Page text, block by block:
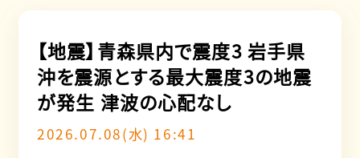
【地震】青森県内で震度3 岩手県
沖を震源とする最大震度3の地震
が発生 津波の心配なし
2026.07.08(水) 16:41